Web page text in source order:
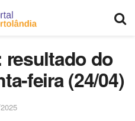
resultado do
feira (24/04)